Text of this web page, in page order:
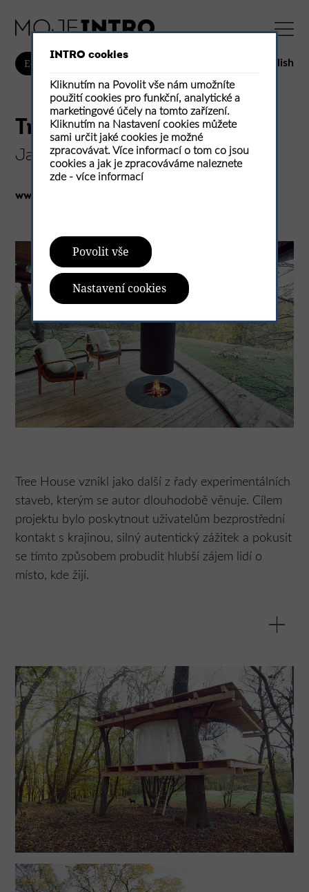
INTRO cookies
Kliknutím na Povolit vše nám umožníte
použití cookies pro funkční, analytické a
marketingové účely na tomto zařízení.
Kliknutím na Nastavení cookies můžete
sami určit jaké cookies je možné
zpracovávat. Více informací o tom co jsou
cookies a jak je zpracováváme naleznete
zde - více informací
Povolit vše
Nastavení cookies
E-shop English
Tree House
Jan Tyrpekl
www.jantyrpekl.com
Tree House vznikl jako další z řady experimentálních
staveb, kterým se autor dlouhodobě věnuje. Cílem
projektu bylo poskytnout uživatelům bezprostřední
kontakt s krajinou, silný autentický zážitek a pokusit
se tímto způsobem probudit hlubší zájem lidí o
místo, kde žijí.
Tree House byl stavěn svépomocí a financován z
soukromém pozemku – pastvě pro ovce – nedaleko
Prahy. Jde o dvě dřevěné platformy, které jsou
zavěšeny nezávisle na sobě. Strop nese svěšený
dřevěný prstenec, na němž visí transparentní plášť.
Druhý, vodicí prstenec je připevněn k podlaze. Do
objektu se vstupuje po padacích schodech.
Objekt vznikl na základě jednoduché skici a
zaměření stromů. Finální podoba tedy byla z velké
části určena až přímo při stavbě. Dům může po
dohodě navštívit kdokoli. Důležitou součástí
projektu je úvaha o pořádání pravidelného
workshopu či happeningu – jednou či dvakrát ročně